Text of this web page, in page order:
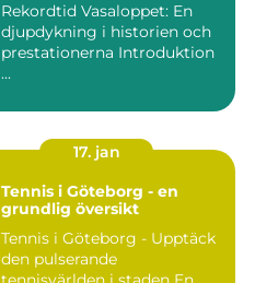
Rekordtid Vasaloppet: En
djupdykning i historien och
prestationerna Introduktion
...
17. jan
Tennis i Göteborg - en
grundlig översikt
Tennis i Göteborg - Upptäck
den pulserande